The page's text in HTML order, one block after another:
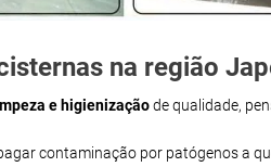
na região
e higienizaçãode qualidade,
contaminação por patógenos a